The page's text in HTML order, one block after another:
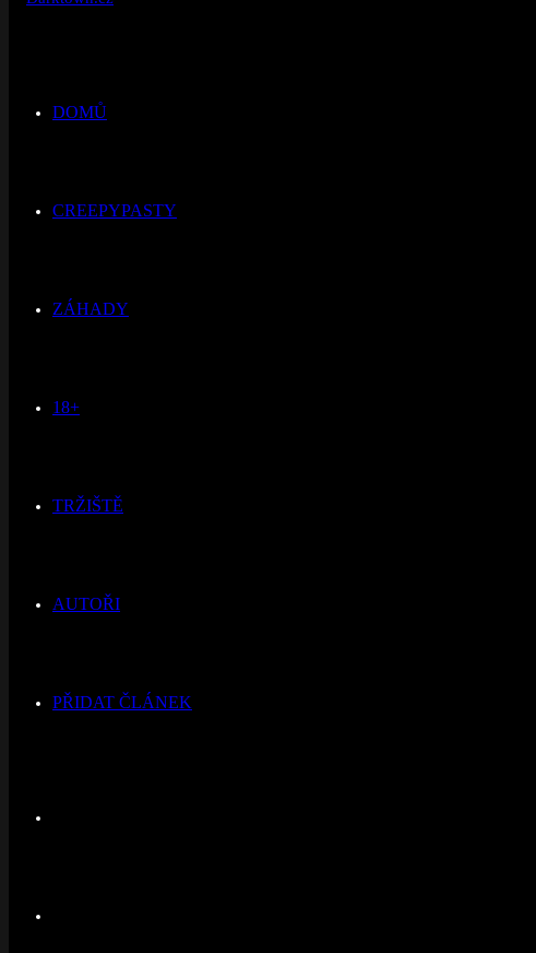
DOMŮ
CREEPYPASTY
ZÁHADY
18+
TRŽIŠTĚ
AUTOŘI
PŘIDAT ČLÁNEK